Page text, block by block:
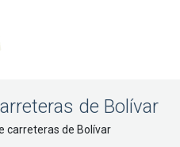
de Bolívar
carreteras de Bolívar